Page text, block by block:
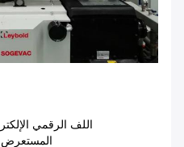
اللف الرقمي